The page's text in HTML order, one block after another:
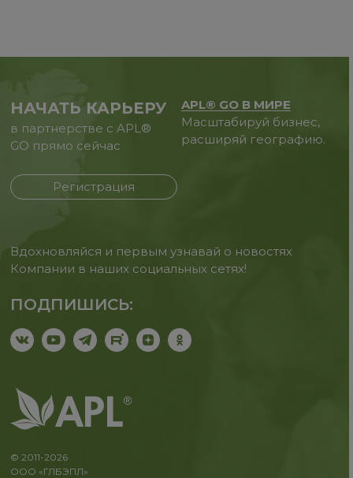
НАЧАТЬ КАРЬЕРУ
в партнерстве с APL®
GO прямо сейчас
Регистрация
APL® GO В МИРЕ
Масштабируй бизнес,
расширяй географию.
Вдохновляйся и первым узнавай о новостях
Компании в наших социальных сетях!
ПОДПИШИСЬ:
© 2011-2026
ООО «ГЛБЭПЛ»